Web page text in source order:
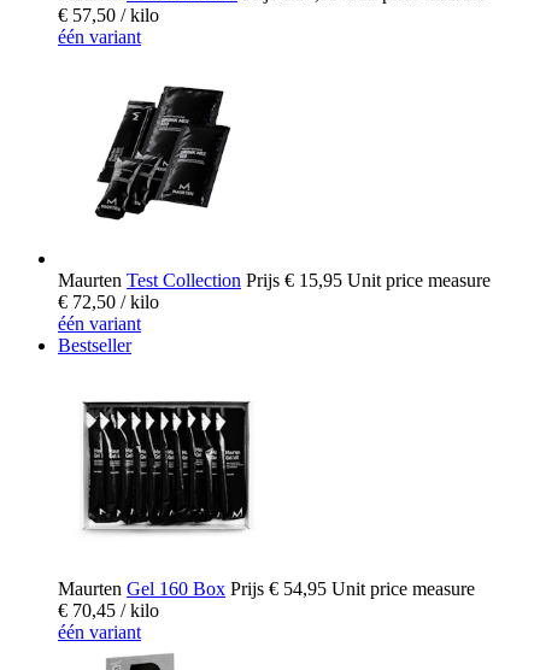
€ 57,50 / kilo
één variant
Maurten Test Collection Prijs € 15,95 Unit price measure
€ 72,50 / kilo
één variant
Bestseller
Maurten Gel 160 Box Prijs € 54,95 Unit price measure
€ 70,45 / kilo
één variant